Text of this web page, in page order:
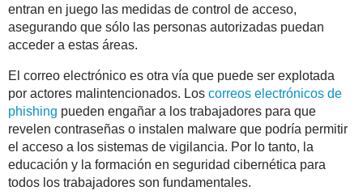
entran en juego las medidas de control de acceso,
asegurando que sólo las personas autorizadas puedan
acceder a estas áreas.
El correo electrónico es otra vía que puede ser explotada
por actores malintencionados. Los correos electrónicos de
phishing pueden engañar a los trabajadores para que
revelen contraseñas o instalen malware que podría permitir
el acceso a los sistemas de vigilancia. Por lo tanto, la
educación y la formación en seguridad cibernética para
todos los trabajadores son fundamentales.